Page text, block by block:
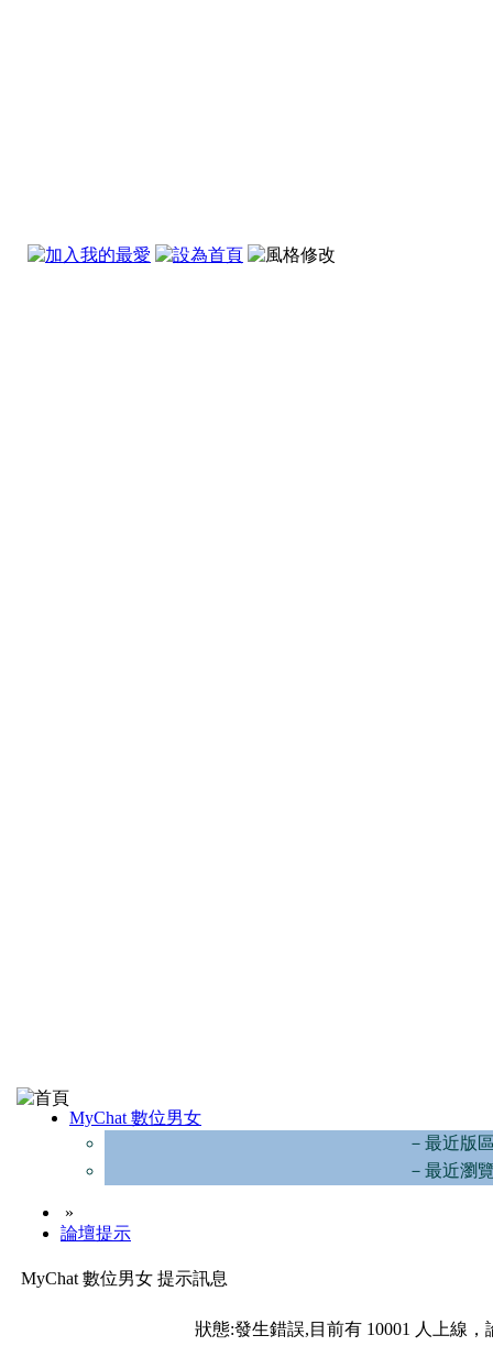
MyChat 數位男女
－最近版
－最近瀏
»
論壇提示
MyChat 數位男女 提示訊息
狀態:發生錯誤,目前有 10001 人上線